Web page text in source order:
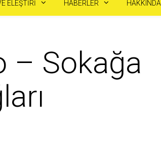
ELEŞTIRI HABERLER HAKKINDA
– Sokağa